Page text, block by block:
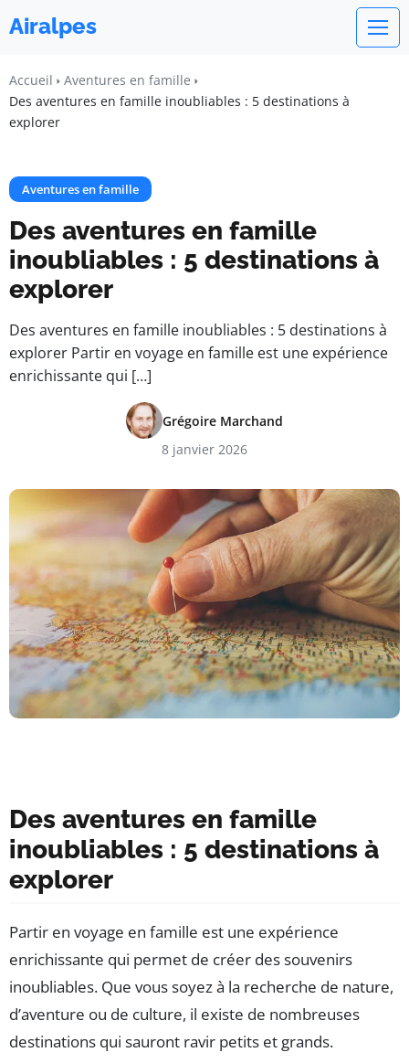
Airalpes
Accueil
Aventures en famille
Des aventures en famille inoubliables : 5 destinations à
explorer
Aventures en famille
Des aventures en famille
inoubliables : 5 destinations à
explorer
Des aventures en famille inoubliables : 5 destinations à
explorer Partir en voyage en famille est une expérience
enrichissante qui […]
Grégoire Marchand
8 janvier 2026
Des aventures en famille
inoubliables : 5 destinations à
explorer
Partir en voyage en famille est une expérience
enrichissante qui permet de créer des souvenirs
inoubliables. Que vous soyez à la recherche de nature,
d’aventure ou de culture, il existe de nombreuses
destinations qui sauront ravir petits et grands.